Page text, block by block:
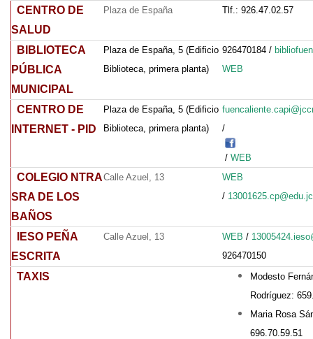
CENTRO DE
SALUD
Plaza de España Tlf.: 926.47.02.57
BIBLIOTECA
PÚBLICA
MUNICIPAL
Plaza de España, 5 (Edificio
Biblioteca, primera planta)
926470184 /
WEB
CENTRO DE
INTERNET - PID
Plaza de España, 5 (Edificio
Biblioteca, primera planta)
/
/ WEB
COLEGIO NTRA
SRA DE LOS
BAÑOS
Calle Azuel, 13
WEB
/
IESO PEÑA
ESCRITA
Calle Azuel, 13 WEB /
926470150
TAXIS
Modesto
Rodríguez:
Maria Rosa
696.70.59.51